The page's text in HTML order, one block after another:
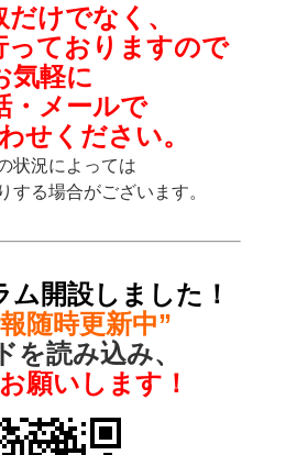
だけでなく、
っておりますので
気軽に
・メールで
せください。
状況によっては
する場合がございます。
開設しました！
随時更新中”
を読み込み、
願いします！